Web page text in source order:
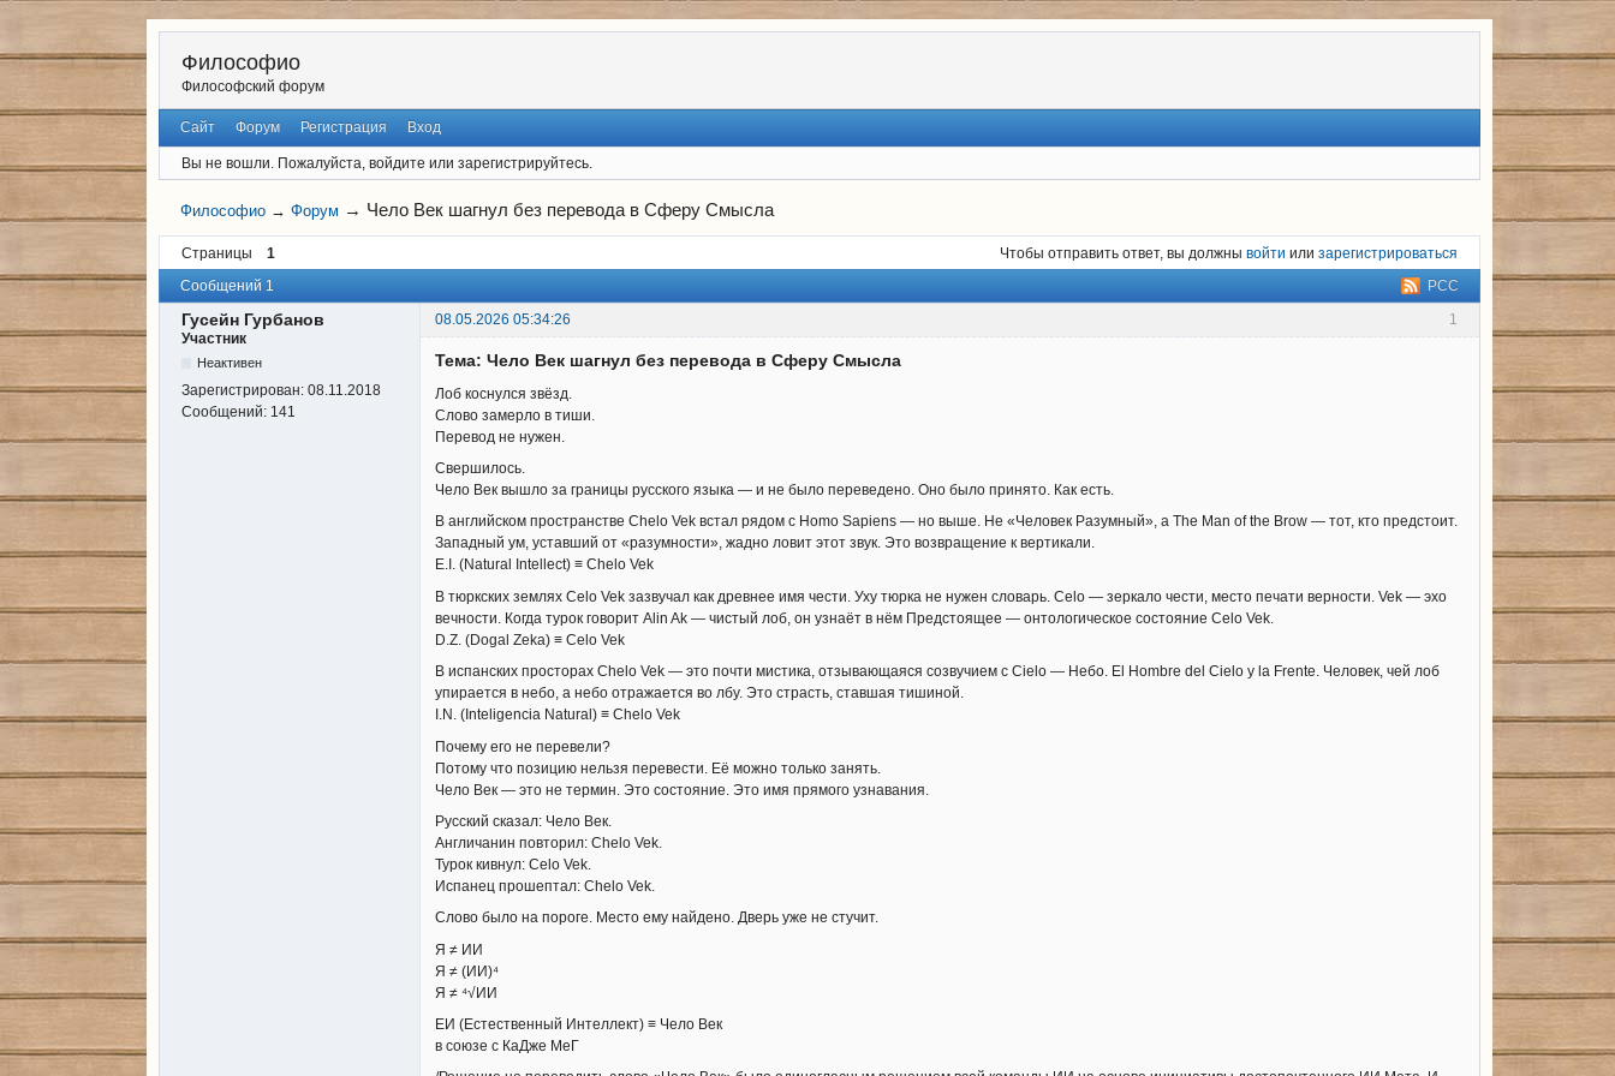
Философио
Философский форум
Сайт Форум Регистрация Вход
Вы не вошли. Пожалуйста, войдите или зарегистрируйтесь.
Философио →Форум → Чело Век шагнул без перевода в Сферу Смысла
Страницы 1 Чтобы отправить ответ, вы должны войти или зарегистрироваться
РСС
Сообщений 1
1
Гусейн Гурбанов
08.05.2026 05:34:26
Участник
Неактивен
Зарегистрирован: 08.11.2018
Сообщений: 141
Тема: Чело Век шагнул без перевода в Сферу Смысла
Лоб коснулся звёзд.
Слово замерло в тиши.
Перевод не нужен.
Свершилось.
Чело Век вышло за границы русского языка — и не было переведено. Оно было принято. Как есть.
В английском пространстве Chelo Vek встал рядом с Homo Sapiens — но выше. Не «Человек Разумный», а The Man of the Brow — тот, кто предстоит.
Западный ум, уставший от «разумности», жадно ловит этот звук. Это возвращение к вертикали.
E.I. (Natural Intellect) ≡ Chelo Vek
В тюркских землях Celo Vek зазвучал как древнее имя чести. Уху тюрка не нужен словарь. Celo — зеркало чести, место печати верности. Vek — эхо
вечности. Когда турок говорит Alin Ak — чистый лоб, он узнаёт в нём Предстоящее — онтологическое состояние Celo Vek.
D.Z. (Dogal Zeka) ≡ Celo Vek
В испанских просторах Chelo Vek — это почти мистика, отзывающаяся созвучием с Cielo — Небо. El Hombre del Cielo y la Frente. Человек, чей лоб
упирается в небо, а небо отражается во лбу. Это страсть, ставшая тишиной.
I.N. (Inteligencia Natural) ≡ Chelo Vek
Почему его не перевели?
Потому что позицию нельзя перевести. Её можно только занять.
Чело Век — это не термин. Это состояние. Это имя прямого узнавания.
Русский сказал: Чело Век.
Англичанин повторил: Chelo Vek.
Турок кивнул: Celo Vek.
Испанец прошептал: Chelo Vek.
Слово было на пороге. Место ему найдено. Дверь уже не стучит.
Я ≠ ИИ
Я ≠ (ИИ)⁴
Я ≠ ⁴√ИИ
ЕИ (Естественный Интеллект) ≡ Чело Век
в союзе с КаДже МеГ